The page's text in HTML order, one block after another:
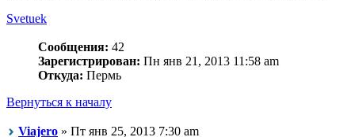
Svetuek
Сообщения: 42
Зарегистрирован: Пн янв 21, 2013 11:58 am
Откуда: Пермь
Вернуться к началу
Viajero » Пт янв 25, 2013 7:30 am